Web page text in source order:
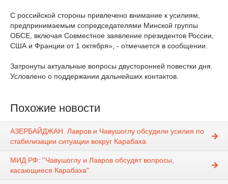
С российской стороны привлечено внимание к усилиям,
предпринимаемым сопредседателями Минской группы
ОБСЕ, включая Совместное заявление президентов России,
США и Франции от 1 октября», - отмечается в сообщении.
Затронуты актуальные вопросы двусторонней повестки дня.
Условлено о поддержании дальнейших контактов.
Похожие новости
АЗЕРБАЙДЖАН. Лавров и Чавушоглу обсудили усилия по
стабилизации ситуации вокруг Карабаха
МИД РФ: ''Чавушоглу и Лавров обсудят вопросы,
касающиеся Карабаха''